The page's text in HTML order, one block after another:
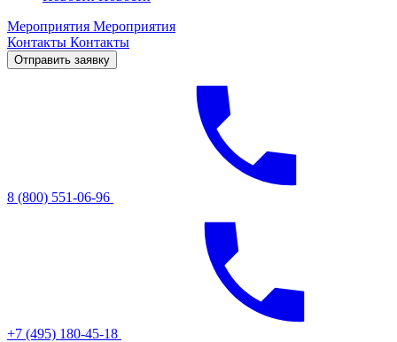
Мероприятия Мероприятия
Контакты Контакты
Отправить заявку
8 (800) 551-06-96
+7 (495) 180-45-18